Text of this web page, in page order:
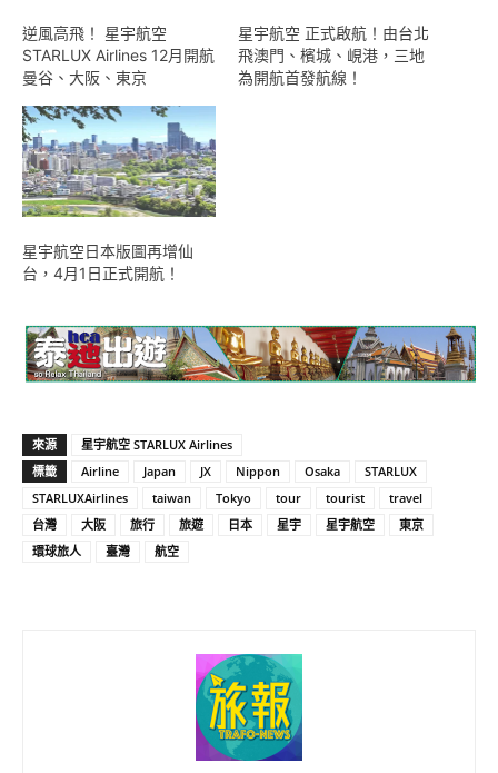
逆風高飛！ 星宇航空
STARLUX Airlines 12月開航
曼谷、大阪、東京
星宇航空 正式啟航！由台北
飛澳門、檳城、峴港，三地
為開航首發航線！
星宇航空日本版圖再增仙
台，4月1日正式開航！
來源
星宇航空 STARLUX Airlines
標籤
Airline Japan JX Nippon Osaka
STARLUX
STARLUXAirlines
taiwan Tokyo tour tourist
travel
台灣
大阪 旅行 旅遊 日本 星宇 星宇航空
東京
環球旅人
臺灣 航空